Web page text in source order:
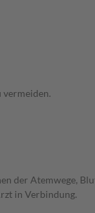
der Atemwege,
in Verbindung.